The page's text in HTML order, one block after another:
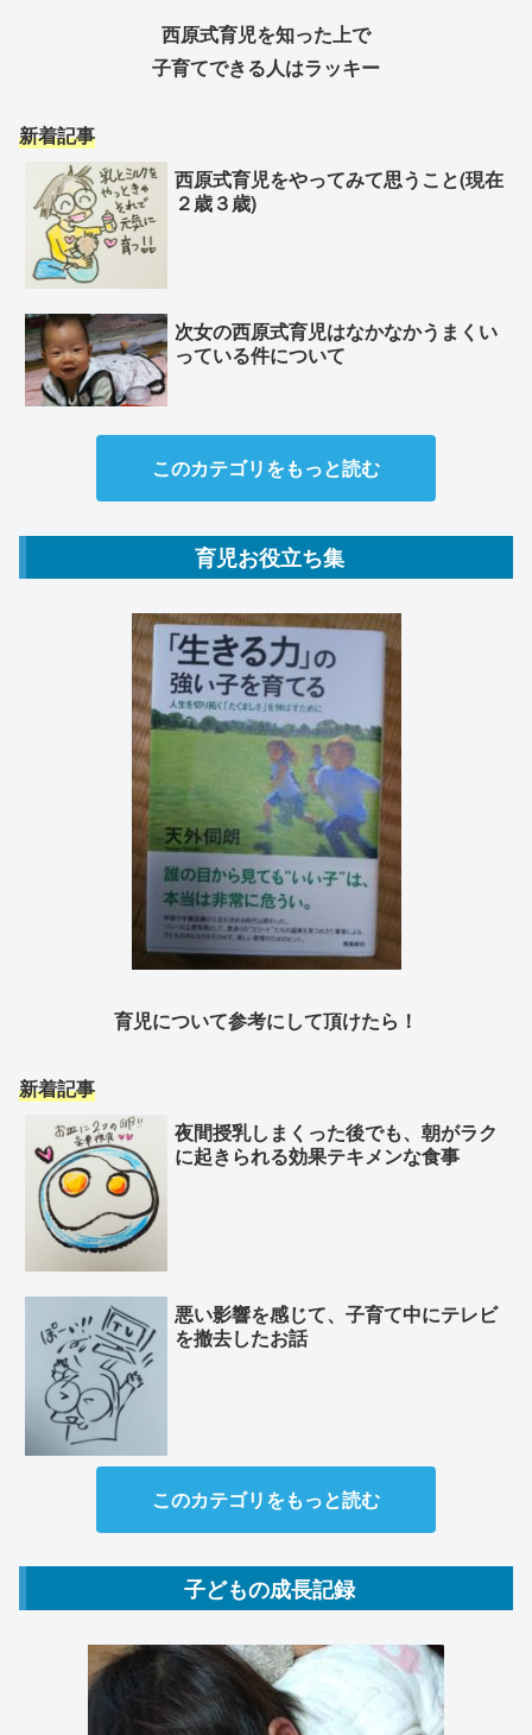
西原式育児を知った上で
子育てできる人はラッキー
新着記事
西原式育児をやってみて思うこと(現在
２歳３歳)
次女の西原式育児はなかなかうまくい
っている件について
このカテゴリをもっと読む
育児お役立ち集
育児について参考にして頂けたら！
新着記事
夜間授乳しまくった後でも、朝がラク
に起きられる効果テキメンな食事
悪い影響を感じて、子育て中にテレビ
を撤去したお話
このカテゴリをもっと読む
子どもの成長記録